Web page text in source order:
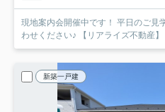
現地案内会開催中です！ 平日のご見学も可能です
わせください♪ 【リアライズ不
新築一戸建